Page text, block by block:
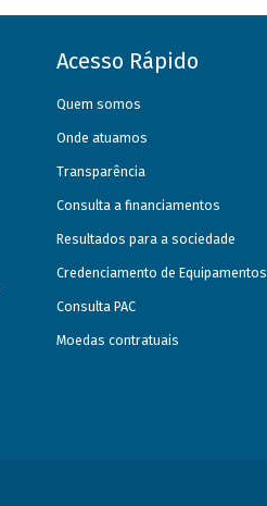
Acesso Rápido
Quem somos
Onde atuamos
Transparência
Consulta a financiamentos
Resultados para a sociedade
Credenciamento de Equipamentos
Consulta PAC
Moedas contratuais